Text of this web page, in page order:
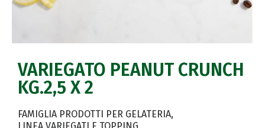
VARIEGATO PEANUT CRUNCH
KG.2,5 X 2
FAMIGLIA PRODOTTI PER GELATERIA